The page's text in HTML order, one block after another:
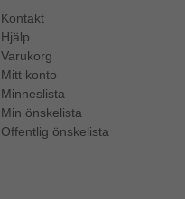
Kontakt
Hjälp
Varukorg
Mitt konto
Minneslista
Min önskelista
Offentlig önskelista